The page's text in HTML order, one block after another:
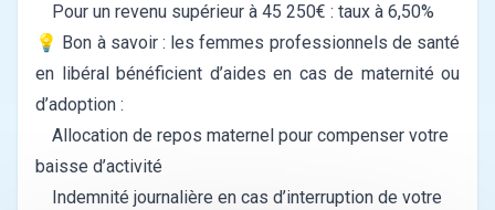
Pour un revenu supérieur à 45 250€ : taux à 6,50%
💡 Bon à savoir : les femmes professionnels de santé
en libéral bénéficient d’aides en cas de maternité ou
d’adoption :
Allocation de repos maternel pour compenser votre
baisse d’activité
Indemnité journalière en cas d’interruption de votre